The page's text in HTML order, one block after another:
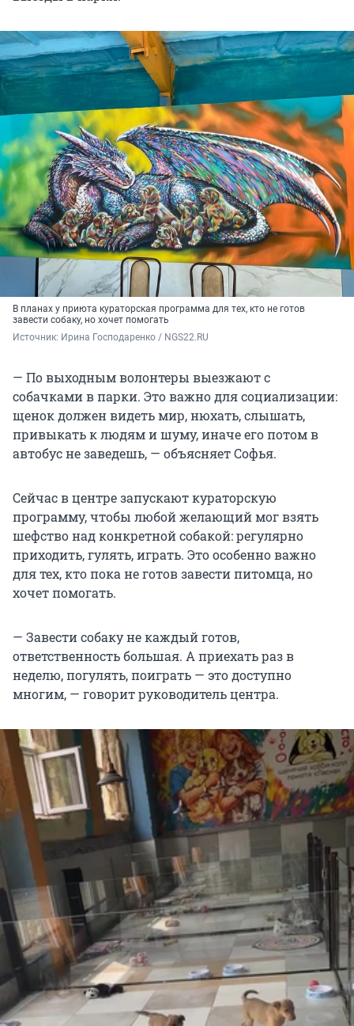
В планах у приюта кураторская программа для тех, кто не готов
завести собаку, но хочет помогать
Источник: Ирина Господаренко / NGS22.RU
— По выходным волонтеры выезжают с
собачками в парки. Это важно для социализации:
щенок должен видеть мир, нюхать, слышать,
привыкать к людям и шуму, иначе его потом в
автобус не заведешь, — объясняет Софья.
Сейчас в центре запускают кураторскую
программу, чтобы любой желающий мог взять
шефство над конкретной собакой: регулярно
приходить, гулять, играть. Это особенно важно
для тех, кто пока не готов завести питомца, но
хочет помогать.
— Завести собаку не каждый готов,
ответственность большая. А приехать раз в
неделю, погулять, поиграть — это доступно
многим, — говорит руководитель центра.